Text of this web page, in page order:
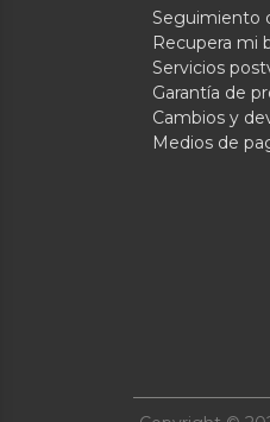
Seguimiento
Recupera mi
Servicios
Garantía de
Cambios y
Medios de